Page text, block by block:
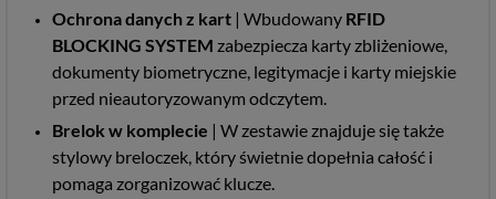
Ochrona danych z kart | Wbudowany RFID
BLOCKING SYSTEM zabezpiecza karty zbliżeniowe,
dokumenty biometryczne, legitymacje i karty miejskie
przed nieautoryzowanym odczytem.
Brelok w komplecie | W zestawie znajduje się także
stylowy breloczek, który świetnie dopełnia całość i
pomaga zorganizować klucze.